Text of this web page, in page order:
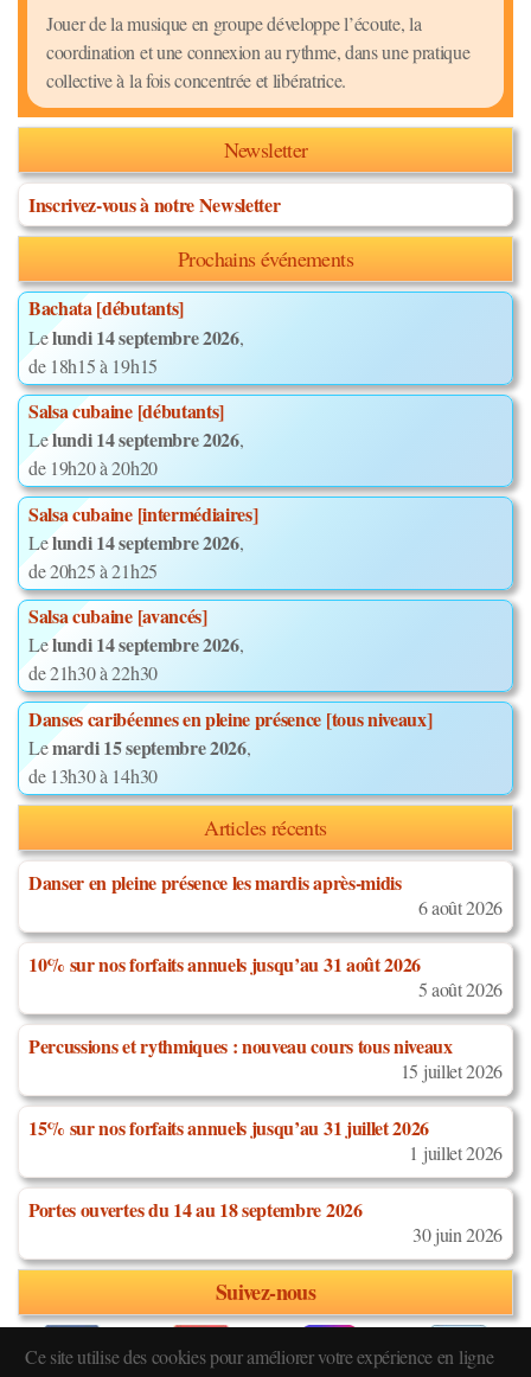
Jouer de la musique en groupe développe l’écoute, la
coordination et une connexion au rythme, dans une pratique
collective à la fois concentrée et libératrice.
Newsletter
Inscrivez-vous à notre Newsletter
Prochains événements
Bachata [débutants]
Lelundi 14 septembre 2026,
de 18h15 à 19h15
Salsa cubaine [débutants]
Lelundi 14 septembre 2026,
de 19h20 à 20h20
Salsa cubaine [intermédiaires]
Lelundi 14 septembre 2026,
de 20h25 à 21h25
Salsa cubaine [avancés]
Lelundi 14 septembre 2026,
de 21h30 à 22h30
Danses caribéennes en pleine présence [tous niveaux]
Lemardi 15 septembre 2026,
de 13h30 à 14h30
Articles récents
Danser en pleine présence les mardis après-midis
6 août 2026
10% sur nos forfaits annuels jusqu’au 31 août 2026
5 août 2026
Percussions et rythmiques : nouveau cours tous niveaux
15 juillet 2026
15% sur nos forfaits annuels jusqu’au 31 juillet 2026
1 juillet 2026
Portes ouvertes du 14 au 18 septembre 2026
30 juin 2026
Suivez-nous
Ce site utilise des cookies pour améliorer votre expérience en ligne